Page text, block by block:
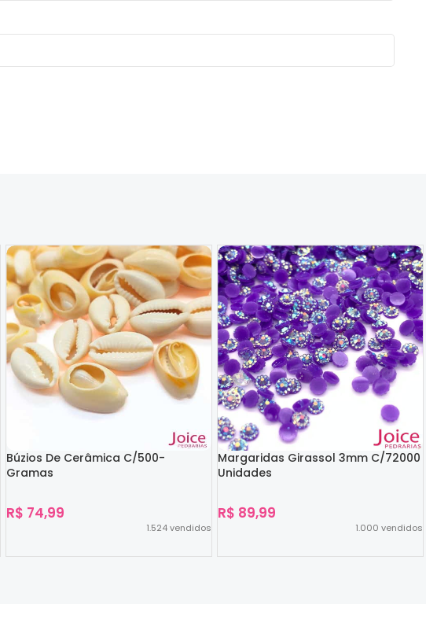
Búzios De Cerâmica C/500-
Gramas
R$ 74,99
1.524vendidos
Margaridas Girassol 3mm C/72000
Unidades
R$ 89,99
1.000 vendidos